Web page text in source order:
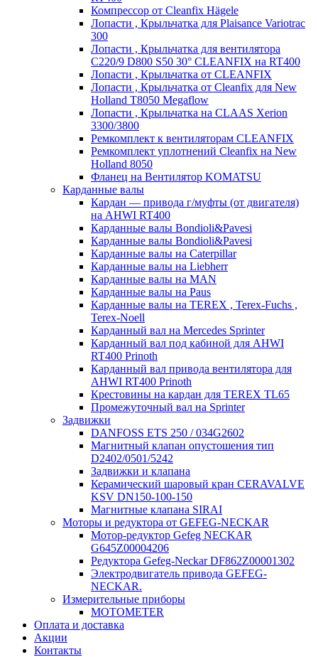
Компрессор от Cleanfix Hägele
Лопасти , Крыльчатка для Plaisance Variotrac
300
Лопасти , Крыльчатка для вентилятора
C220/9 D800 S50 30° CLEANFIX на RT400
Лопасти , Крыльчатка от CLEANFIX
Лопасти , Крыльчатка от Cleanfix для New
Holland T8050 Megaflow
Лопасти , Крыльчатка на CLAAS Xerion
3300/3800
Ремкомплект к вентиляторам CLEANFIX
Ремкомплект уплотнений Cleanfix на New
Holland 8050
Фланец на Вентилятор KOMATSU
Карданные валы
Кардан — привода г/муфты (от двигателя)
на AHWI RT400
Карданные валы Bondioli&Pavesi
Карданные валы Bondioli&Pavesi
Карданные валы на Caterpillar
Карданные валы на Liebherr
Карданные валы на MAN
Карданные валы на Paus
Карданные валы на TEREX , Terex-Fuchs ,
Terex-Noell
Карданный вал на Mercedes Sprinter
Карданный вал под кабиной для AHWI
RT400 Prinoth
Карданный вал привода вентилятора для
AHWI RT400 Prinoth
Крестовины на кардан для TEREX TL65
Промежуточный вал на Sprinter
Задвижки
DANFOSS ETS 250 / 034G2602
Магнитный клапан опустошения тип
D2402/0501/5242
Задвижки и клапана
Керамический шаровый кран CERAVALVE
KSV DN150-100-150
Магнитные клапана SIRAI
Моторы и редуктора от GEFEG-NECKAR
Мотор-редуктор Gefeg NECKAR
G645Z00004206
Редуктора Gefeg-Neckar DF862Z00001302
Электродвигатель привода GEFEG-
NECKAR.
Измерительные приборы
MOTOMETER
Оплата и доставка
Акции
Контакты